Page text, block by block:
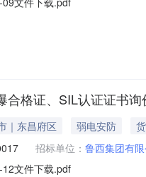
合格证、SIL认证证书
｜东昌府区 弱电安防
招标单位： 鲁西集团有
文件下载.pdf